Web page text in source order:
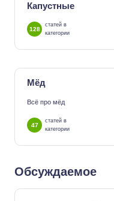
Капустные
128
статей в
категории
Мёд
Всё про мёд
47
статей в
категории
Обсуждаемое